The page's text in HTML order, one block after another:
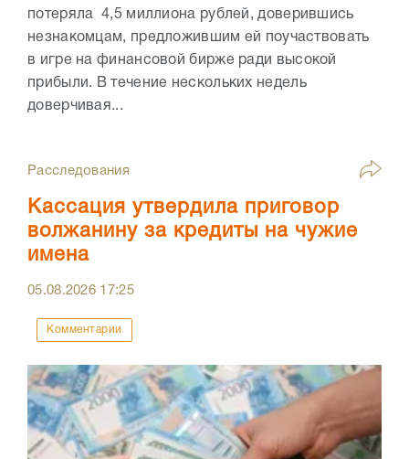
потеряла 4,5 миллиона рублей, доверившись
незнакомцам, предложившим ей поучаствовать
в игре на финансовой бирже ради высокой
прибыли. В течение нескольких недель
доверчивая...
Расследования
Кассация утвердила приговор
волжанину за кредиты на чужие
имена
05.08.2026 17:25
Комментарии